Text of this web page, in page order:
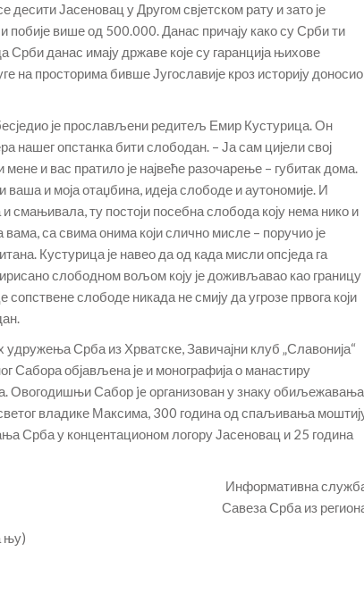
Јасеновац у Другом свјетском рату и зато је
побије више од 500.000. Данас причају како су Срби ти
Срби данас имају државе које су гаранција њихове
на просторима бивше Југославије кроз историју доносио
је прослављени редитељ Емир Кустурица. Он
нашег опстанка бити слободан. – Ја сам цијели свој
и вас пратило је највеће разочарење – губитак дома.
ваша и моја отаџбина, идеја слободе и аутономије. И
смањивала, ту постоји посебна слобода коју нема нико и
вама, са свима онима који слично мисле – поручио је
Кустурица је навео да од када мисли опсједа га
слободном вољом коју је доживљавао као границу
сопствене слободе никада не смију да угрозе првога који
удружења Срба из Хрватске, Завичајни клуб „Славонија“
Сабора објављена је и монографија о манастиру
Овогодишњи Сабор je организован у знаку обиљежавања
владике Максима, 300 година од спаљивања
Срба у концентационом логору Јасеновац и 25 година
Информативна
Савеза Срба из
њу)